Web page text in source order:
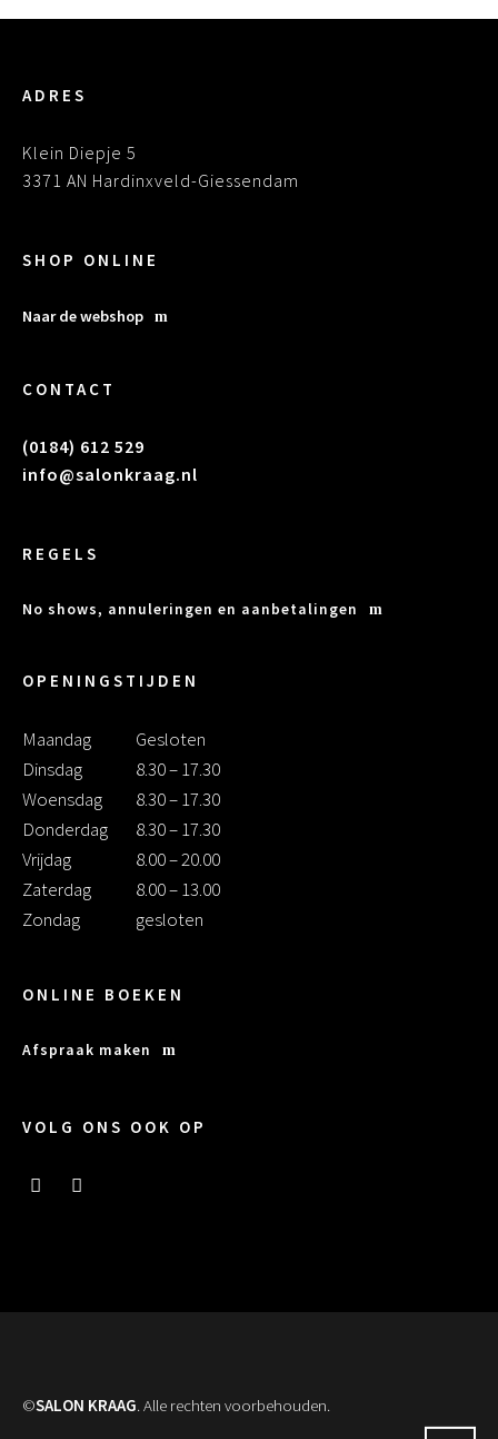
ADRES
Klein Diepje 5
3371 AN Hardinxveld-Giessendam
SHOP ONLINE
Naar de webshop
CONTACT
(0184) 612 529
info@salonkraag.nl
REGELS
No shows, annuleringen en aanbetalingen
OPENINGSTIJDEN
Maandag
Gesloten
Dinsdag
8.30 – 17.30
Woensdag
8.30 – 17.30
Donderdag
8.30 – 17.30
Vrijdag
8.00 – 20.00
Zaterdag
8.00 – 13.00
Zondag
gesloten
ONLINE BOEKEN
Afspraak maken
VOLG ONS OOK OP
©SALON KRAAG. Alle rechten voorbehouden.